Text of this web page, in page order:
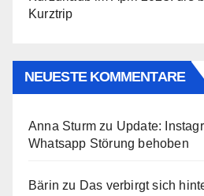
Kurztrip
NEUESTE KOMMENTARE
Anna Sturm zu Update:
Whatsapp Störung behoben
Bärin zu Das verbirgt sich